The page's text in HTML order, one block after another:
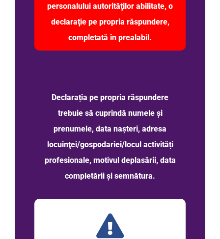
personalului autorităţilor abilitate, o
declaraţie pe propria răspundere,
completată în prealabil.
Declarația pe propria răspundere
trebuie să cuprindă numele şi
prenumele, data nașteri, adresa
locuinţei/gospodariei/locul activități
profesionale, motivul deplasării, data
completării şi semnătura.